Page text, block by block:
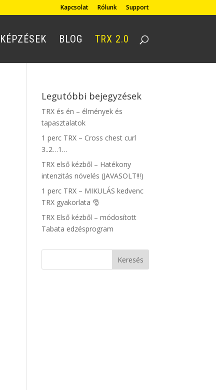
Kapcsolat Rólunk Support
KÉPZÉSEK BLOG TRX 2.0
Legutóbbi bejegyzések
TRX és én – élmények és
tapasztalatok
1 perc TRX – Cross chest curl
3..2…1…
TRX első kézből – Hatékony
intenzitás növelés (JAVASOLT!!!)
1 perc TRX – MIKULÁS kedvenc
TRX gyakorlata 🎅
TRX Első kézből – módosított
Tabata edzésprogram